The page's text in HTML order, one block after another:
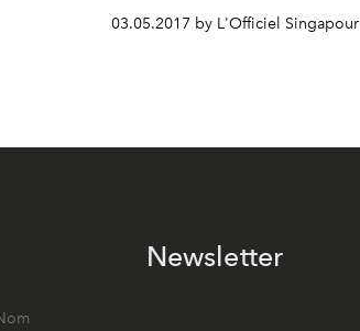
03.05.2017 by L'Officiel Singapour
Newsletter